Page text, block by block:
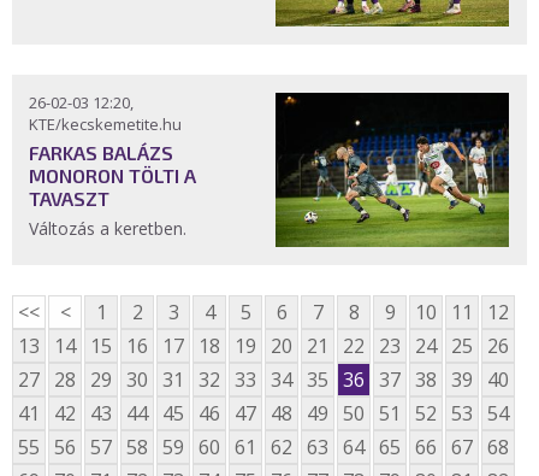
26-02-03 12:20,
KTE/kecskemetite.hu
FARKAS BALÁZS
MONORON TÖLTI A
TAVASZT
Változás a keretben.
<< < 1 2 3 4 5 6 7 8 9 10 11
12
13
14 15 16 17 18 19 20 21 22 23 24 25
26
27 28 29 30 31 32 33 34 35 36 37 38 39
40
41
42 43 44 45 46 47 48 49 50 51 52 53 54
55 56 57 58 59 60 61 62 63 64 65 66 67 68